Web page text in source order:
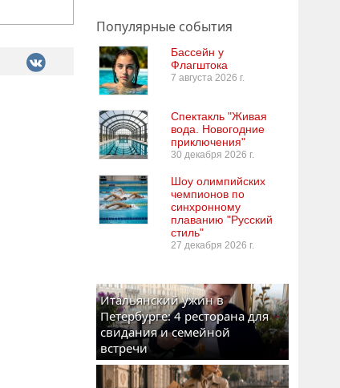
Популярные события
Бассейн у
Флагштока
7 августа 2026 г.
Спектакль "Живая
вода. Новогодние
приключения"
30 декабря 2026 г.
Шоу олимпийских
чемпионов по
синхронному
плаванию "Русский
стиль"
27 декабря 2026 г.
Итальянский ужин в
Петербурге: 4 ресторана для
свидания и семейной
встречи